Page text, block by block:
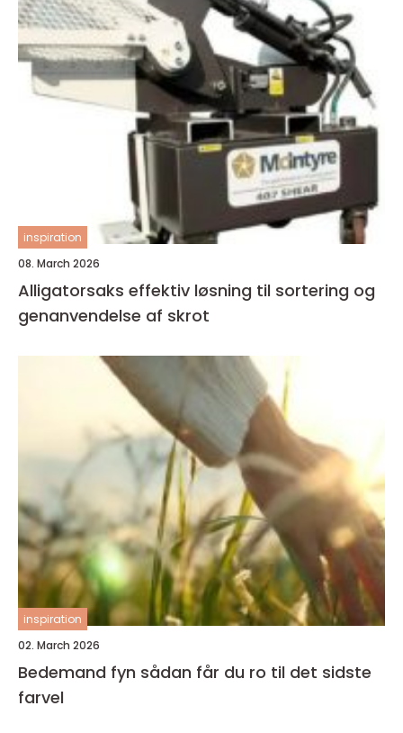
inspiration
08. March 2026
Alligatorsaks effektiv løsning til sortering og
genanvendelse af skrot
inspiration
02. March 2026
Bedemand fyn sådan får du ro til det sidste
farvel